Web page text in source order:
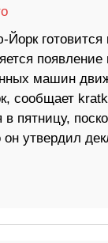
Йорк
машин
сообщает
пятницу,
утвердил